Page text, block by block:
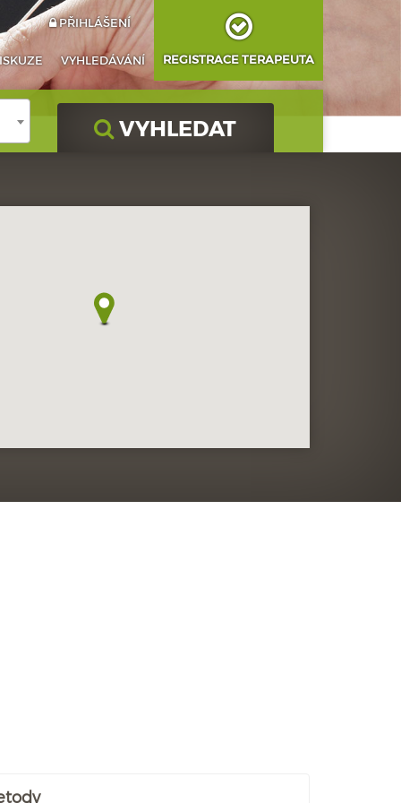
VYHLEDÁVÁNÍ
PŘIHLÁŠENÍ
REGISTRACE TERAPEUTA
VYHLEDAT